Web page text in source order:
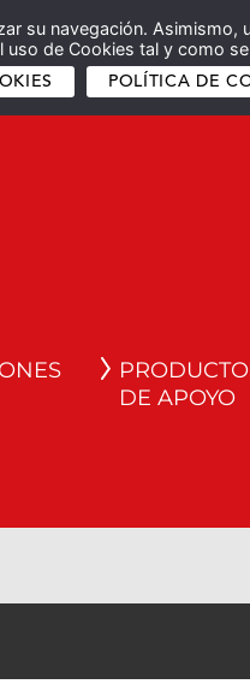
su navegación.
de Cookies tal y como
POLÍTICA DE
DE APOYO